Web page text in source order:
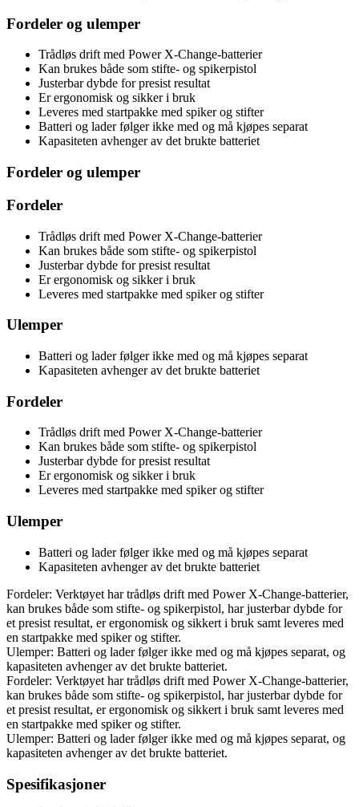
Fordeler og ulemper
Trådløs drift med Power X-Change-batterier
Kan brukes både som stifte- og spikerpistol
Justerbar dybde for presist resultat
Er ergonomisk og sikker i bruk
Leveres med startpakke med spiker og stifter
Batteri og lader følger ikke med og må kjøpes separat
Kapasiteten avhenger av det brukte batteriet
Fordeler og ulemper
Fordeler
Trådløs drift med Power X-Change-batterier
Kan brukes både som stifte- og spikerpistol
Justerbar dybde for presist resultat
Er ergonomisk og sikker i bruk
Leveres med startpakke med spiker og stifter
Ulemper
Batteri og lader følger ikke med og må kjøpes separat
Kapasiteten avhenger av det brukte batteriet
Fordeler
Trådløs drift med Power X-Change-batterier
Kan brukes både som stifte- og spikerpistol
Justerbar dybde for presist resultat
Er ergonomisk og sikker i bruk
Leveres med startpakke med spiker og stifter
Ulemper
Batteri og lader følger ikke med og må kjøpes separat
Kapasiteten avhenger av det brukte batteriet
Fordeler: Verktøyet har trådløs drift med Power X-Change-batterier,
kan brukes både som stifte- og spikerpistol, har justerbar dybde for
et presist resultat, er ergonomisk og sikkert i bruk samt leveres med
en startpakke med spiker og stifter.
Ulemper: Batteri og lader følger ikke med og må kjøpes separat, og
kapasiteten avhenger av det brukte batteriet.
Fordeler: Verktøyet har trådløs drift med Power X-Change-batterier,
kan brukes både som stifte- og spikerpistol, har justerbar dybde for
et presist resultat, er ergonomisk og sikkert i bruk samt leveres med
en startpakke med spiker og stifter.
Ulemper: Batteri og lader følger ikke med og må kjøpes separat, og
kapasiteten avhenger av det brukte batteriet.
Spesifikasjoner